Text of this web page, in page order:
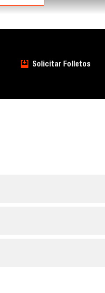
Solicitar Folletos